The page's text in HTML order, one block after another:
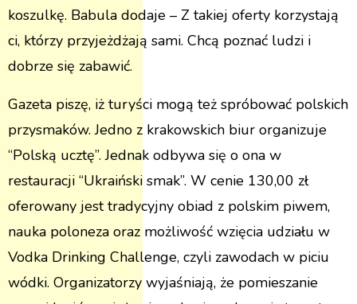
koszulkę. Babula dodaje – Z takiej oferty korzystają
ci, którzy przyjeżdżają sami. Chcą poznać ludzi i
dobrze się zabawić.
Gazeta piszę, iż turyści mogą też spróbować polskich
przysmaków. Jedno z krakowskich biur organizuje
“Polską ucztę”. Jednak odbywa się o ona w
restauracji “Ukraiński smak”. W cenie 130,00 zł
oferowany jest tradycyjny obiad z polskim piwem,
nauka poloneza oraz możliwość wzięcia udziału w
Vodka Drinking Challenge, czyli zawodach w piciu
wódki. Organizatorzy wyjaśniają, że pomieszanie